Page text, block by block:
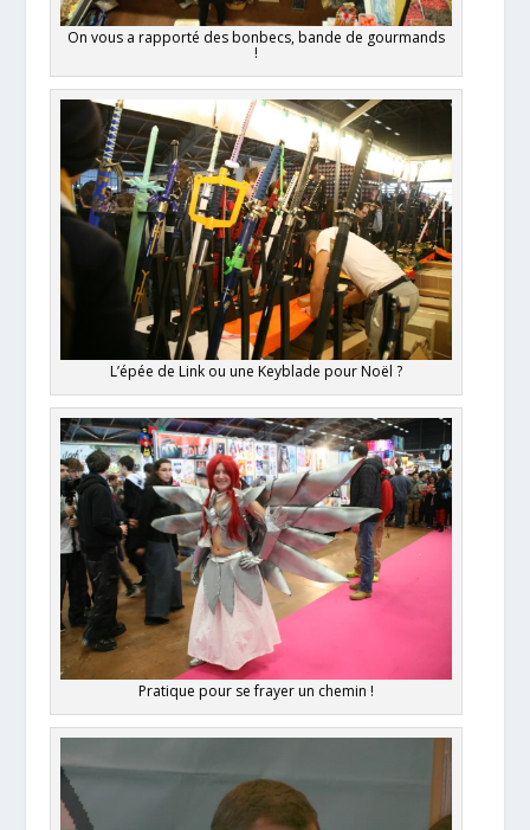
On vous a rapporté des bonbecs, bande de gourmands
!
L’épée de Link ou une Keyblade pour Noël ?
Pratique pour se frayer un chemin !